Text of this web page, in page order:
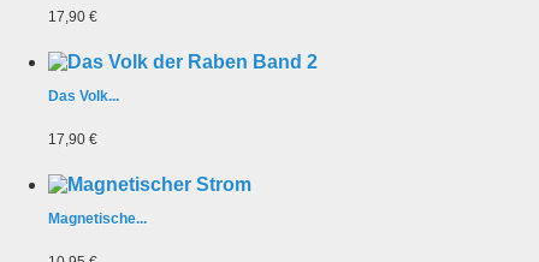
17,90 €
Das Volk...
17,90 €
Magnetische...